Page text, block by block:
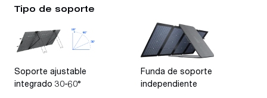
Tipo de soporte
Soporte ajustable
integrado 30-60°
Funda de soporte
independiente